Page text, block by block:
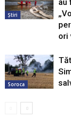
Știri
au
ori
Soroca